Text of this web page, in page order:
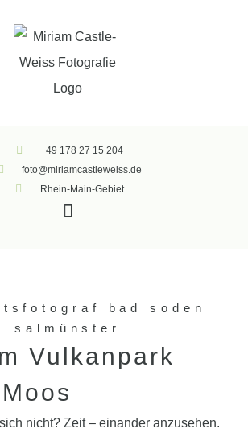
+49 178 27 15 204
foto@miriamcastleweiss.de
Rhein-Main-Gebiet
bad soden
salmünster
Vulkanpark
nicht? Zeit –einander anzusehen.